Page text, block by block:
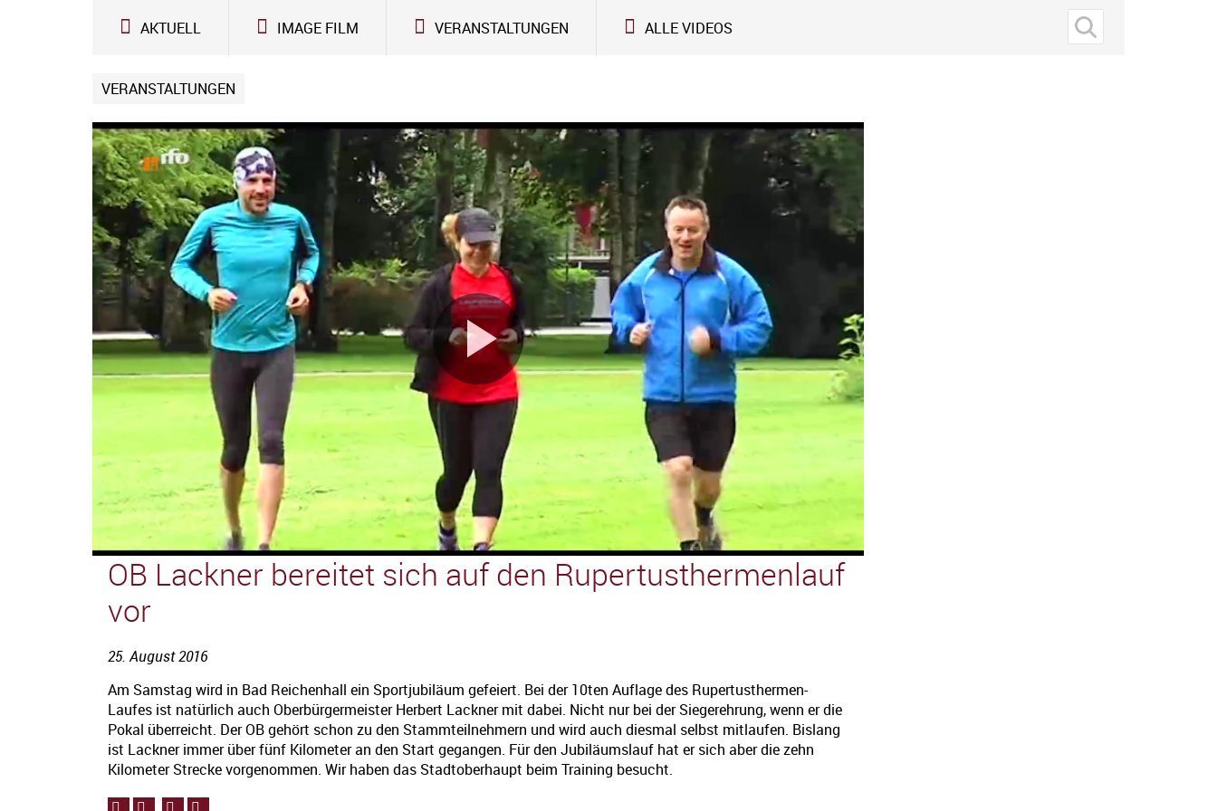
AKTUELL
IMAGE FILM VERANSTALTUNGEN ALLE VIDEOS Suche
VERANSTALTUNGEN
Video
abspielen
OB Lackner bereitet sich auf den Rupertusthermenlauf
vor
25. August 2016
Am Samstag wird in Bad Reichenhall ein Sportjubiläum gefeiert. Bei der 10ten Auflage des Rupertusthermen-
Laufes ist natürlich auch Oberbürgermeister Herbert Lackner mit dabei. Nicht nur bei der Siegerehrung, wenn er die
Pokal überreicht. Der OB gehört schon zu den Stammteilnehmern und wird auch diesmal selbst mitlaufen. Bislang
ist Lackner immer über fünf Kilometer an den Start gegangen. Für den Jubiläumslauf hat er sich aber die zehn
Kilometer Strecke vorgenommen. Wir haben das Stadtoberhaupt beim Training besucht.